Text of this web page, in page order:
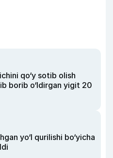
qo‘y sotib olish
borib o‘ldirgan yigit 20
yo‘l qurilishi bo‘yicha